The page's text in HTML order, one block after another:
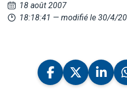
18 août 2007
18:18:41 — modifié le 30/4/